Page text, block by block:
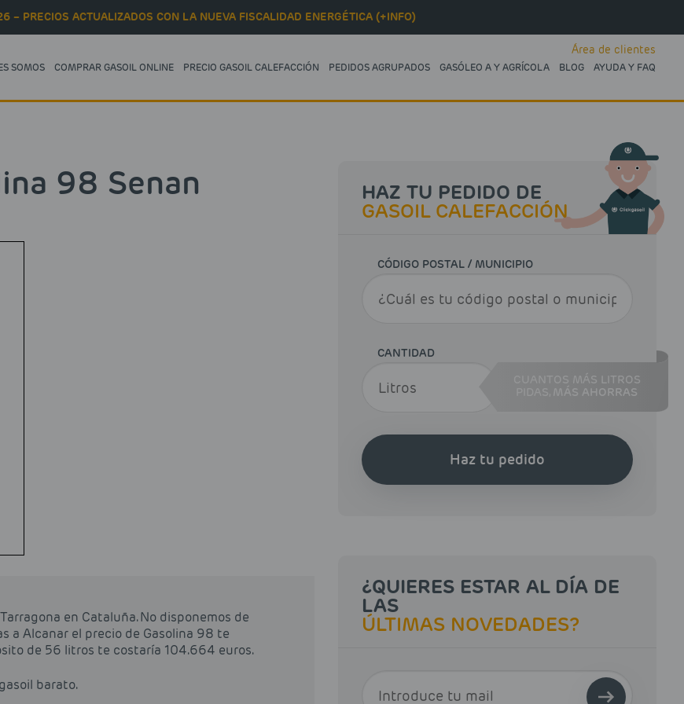
– PRECIOS ACTUALIZADOS CON LA NUEVA FISCALIDAD ENERGÉTICA (+INFO)
SOMOS COMPRAR GASOIL ONLINE PRECIO GASOIL CALEFACCIÓN PEDIDOS AGRUPADOS GASÓLEO A Y AGRÍCOLA BLOG AYUDA Y FAQ
Área de clientes
98 Senan
en Cataluña. No disponemos de
a Alcanar el precio de Gasolina 98 te
de 56 litros te costaría 104.664 euros.
barato.
HAZ TU PEDIDO DE
GASOIL CALEFACCIÓN
CÓDIGO POSTAL / MUNICIPIO
CANTIDAD
CUANTOS MÁS LITROS
MÁS AHORRAS
Haz tu pedido
¿QUIERES ESTAR AL DÍA DE
LAS
ÚLTIMAS NOVEDADES?